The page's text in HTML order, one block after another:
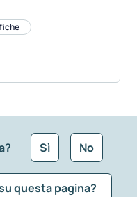
Sì No
questa pagina?